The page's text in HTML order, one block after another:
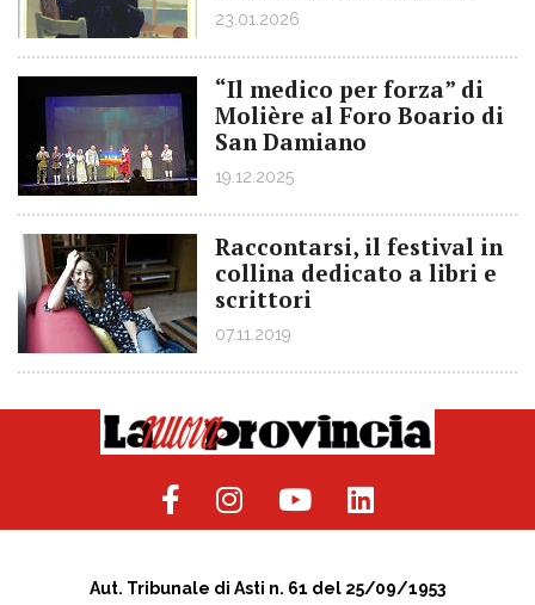
23.01.2026
“Il medico per forza” di
Molière al Foro Boario di
San Damiano
19.12.2025
Raccontarsi, il festival in
collina dedicato a libri e
scrittori
07.11.2019
Aut. Tribunale di Asti n. 61 del 25/09/1953